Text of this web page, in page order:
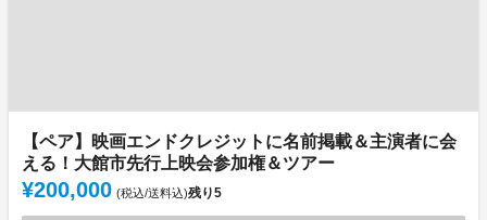
【ペア】映画エンドクレジットに名前掲載＆主演者に会
える！大館市先行上映会参加権＆ツアー
¥200,000 (税込/送料込)残り5